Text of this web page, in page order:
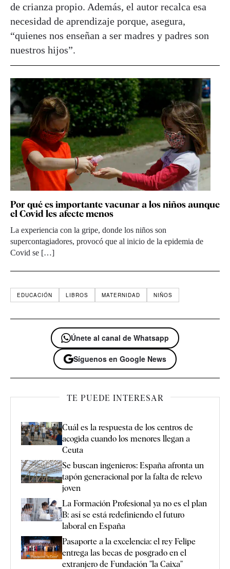
de crianza propio. Además, el autor recalca esa
necesidad de aprendizaje porque, asegura,
“quienes nos enseñan a ser madres y padres son
nuestros hijos”.
Por qué es importante vacunar a los niños aunque
el Covid les afecte menos
La experiencia con la gripe, donde los niños son
supercontagiadores, provocó que al inicio de la epidemia de
Covid se […]
EDUCACIÓN LIBROS MATERNIDAD NIÑOS
Únete al canal de Whatsapp
Síguenos en Google News
TE PUEDE INTERESAR
Cuál es la respuesta de los centros de
acogida cuando los menores llegan a
Ceuta
Se buscan ingenieros: España afronta un
tapón generacional por la falta de relevo
joven
La Formación Profesional ya no es el plan
B: así se está redefiniendo el futuro
laboral en España
Pasaporte a la excelencia: el rey Felipe
entrega las becas de posgrado en el
extranjero de Fundación ”la Caixa”